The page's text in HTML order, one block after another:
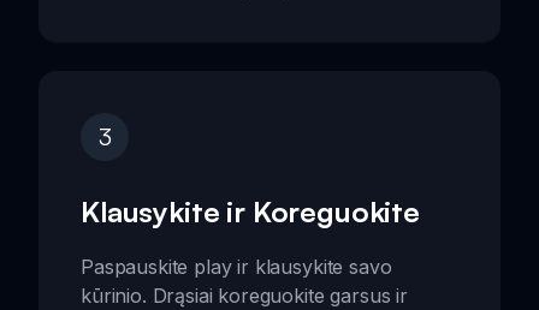
3
Klausykite ir Koreguokite
Paspauskite play ir klausykite savo
kūrinio. Drąsiai koreguokite garsus ir